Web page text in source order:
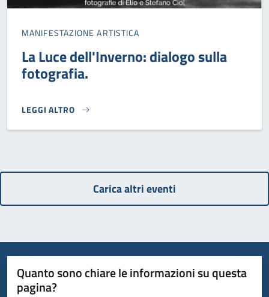
MANIFESTAZIONE ARTISTICA
La Luce dell'Inverno: dialogo sulla
fotografia.
LEGGI ALTRO
LA LUCE DELL'INVERNO: DIALOGO SULLA FOTOGRAFIA.}
Carica altri eventi
Quanto sono chiare le informazioni su questa
pagina?